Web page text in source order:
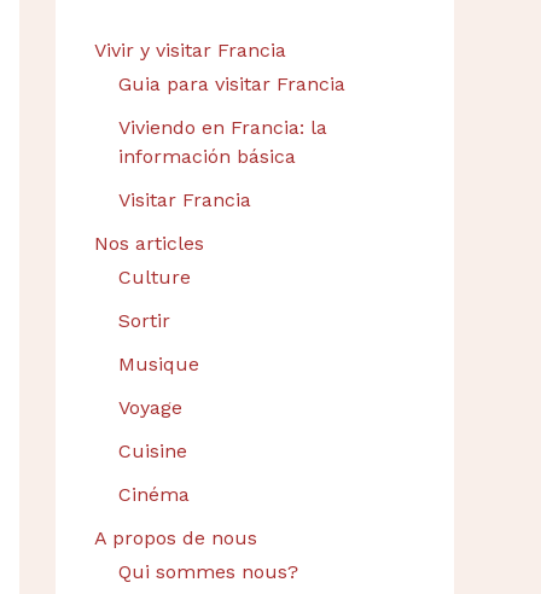
Vivir y visitar Francia
Guia para visitar Francia
Viviendo en Francia: la
información básica
Visitar Francia
Nos articles
Culture
Sortir
Musique
Voyage
Cuisine
Cinéma
A propos de nous
Qui sommes nous?